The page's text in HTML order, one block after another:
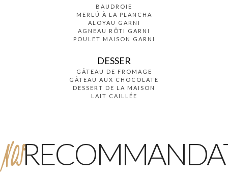
BAUDROIE
MERLÚ À LA PLANCHA
ALOYAU GARNI
AGNEAU RÔTI GARNI
POULET MAISON GARNI
DESSER
GÂTEAU DE FROMAGE
GÂTEAU AUX CHOCOLATE
DESSERT DE LA MAISON
LAIT CAILLÉE
NOS